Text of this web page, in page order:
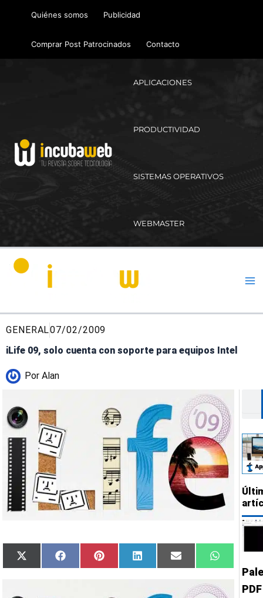
Quiénes somos Publicidad
Comprar Post Patrocinados Contacto
APLICACIONES
PRODUCTIVIDAD
SISTEMAS OPERATIVOS
WEBMASTER
GENERAL07/02/2009
iLife 09, solo cuenta con soporte para equipos Intel
Por Alan
Compartir
en
X
(Twitter)
Compartir
en
FacebookCompartir
en
PinterestCompartir
en
LinkedIn Compartir
en
Email
Compartir
en